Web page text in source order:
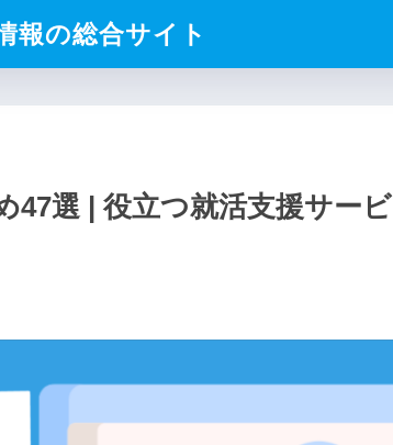
報の総合サイト
47選 | 役立つ就活支援サービ